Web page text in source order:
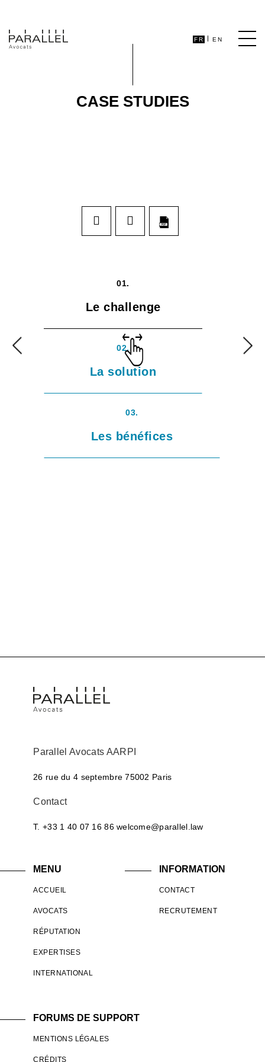
FR EN
CASE STUDIES
01.
Le challenge
02.
La solution
03.
Les bénéfices
Parallel Avocats AARPI
26 rue du 4 septembre 75002 Paris
Contact
T. +33 1 40 07 16 86 welcome@parallel.law
MENU
ACCUEIL
AVOCATS
RÉPUTATION
EXPERTISES
INTERNATIONAL
INFORMATION
CONTACT
RECRUTEMENT
FORUMS DE SUPPORT
MENTIONS LÉGALES
CRÉDITS